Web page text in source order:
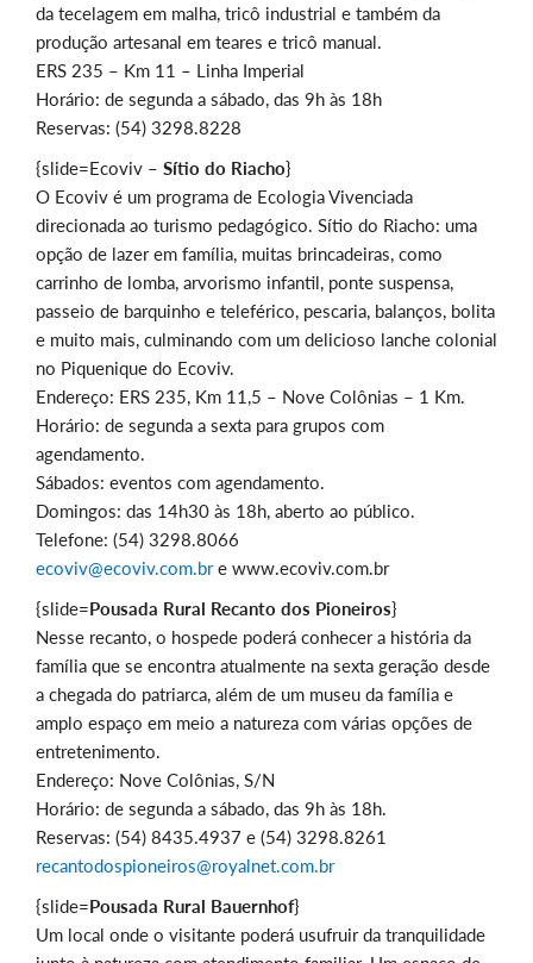
da tecelagem em malha, tricô industrial e também da
produção artesanal em teares e tricô manual.
ERS 235 – Km 11 – Linha Imperial
Horário: de segunda a sábado, das 9h às 18h
Reservas: (54) 3298.8228
{slide=Ecoviv – Sítio do Riacho}
O Ecoviv é um programa de Ecologia Vivenciada
direcionada ao turismo pedagógico. Sítio do Riacho: uma
opção de lazer em família, muitas brincadeiras, como
carrinho de lomba, arvorismo infantil, ponte suspensa,
passeio de barquinho e teleférico, pescaria, balanços, bolita
e muito mais, culminando com um delicioso lanche colonial
no Piquenique do Ecoviv.
Endereço: ERS 235, Km 11,5 – Nove Colônias – 1 Km.
Horário: de segunda a sexta para grupos com
agendamento.
Sábados: eventos com agendamento.
Domingos: das 14h30 às 18h, aberto ao público.
Telefone: (54) 3298.8066
ecoviv@ecoviv.com.bre www.ecoviv.com.br
{slide=Pousada Rural Recanto dos Pioneiros}
Nesse recanto, o hospede poderá conhecer a história da
família que se encontra atualmente na sexta geração desde
a chegada do patriarca, além de um museu da família e
amplo espaço em meio a natureza com várias opções de
entretenimento.
Endereço: Nove Colônias, S/N
Horário: de segunda a sábado, das 9h às 18h.
Reservas: (54) 8435.4937 e (54) 3298.8261
recantodospioneiros@royalnet.com.br
{slide=Pousada Rural Bauernhof}
Um local onde o visitante poderá usufruir da tranquilidade